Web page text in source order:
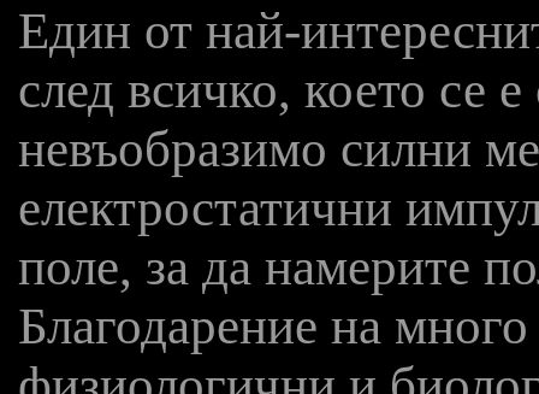
Един от най-
след всичко, което се
невъобразимо силни
електростатични
поле, за да намерите
Благодарение на